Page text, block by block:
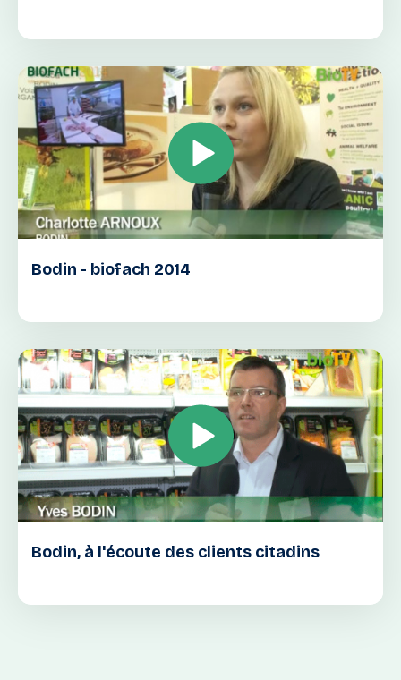
Bodin - biofach 2014
Bodin, à l'écoute des clients citadins